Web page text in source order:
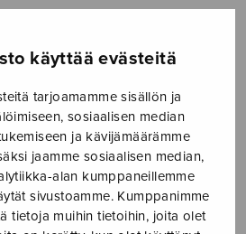
käyttää evästeitä
tarjoamamme sisällön ja
sosiaalisen median
ja kävijämäärämme
jaamme sosiaalisen median,
alan kumppaneillemme
sivustoamme. Kumppanimme
tietoja muihin tietoihin, joita olet
OPPAAT